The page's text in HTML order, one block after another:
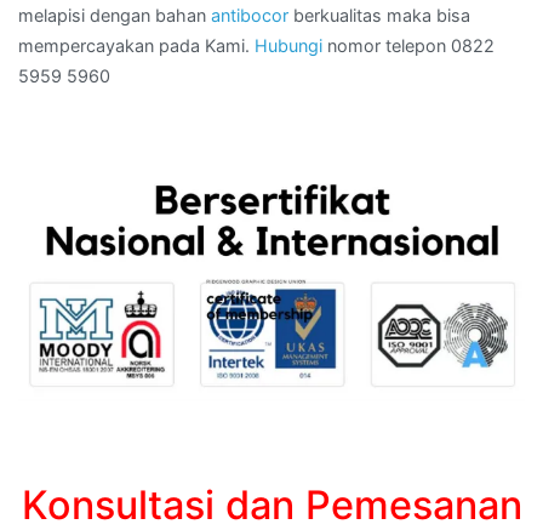
melapisi dengan bahan antibocor berkualitas maka bisa
mempercayakan pada Kami. Hubungi nomor telepon 0822
5959 5960
Konsultasi dan Pemesanan